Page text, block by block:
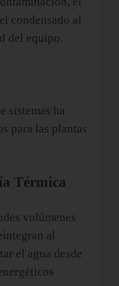
condensado al
del equipo.
sistemas ha
para las plantas
Térmica
volúmenes
al
el agua desde